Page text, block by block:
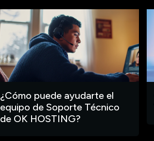
¿Cómo puede ayudarte el
equipo de Soporte Técnico
de OK HOSTING?